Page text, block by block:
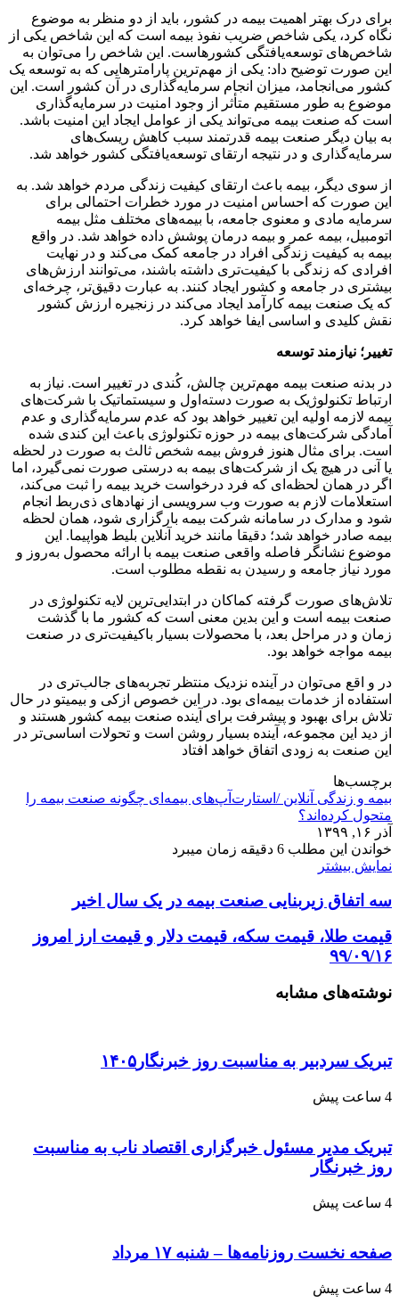
برای درک بهتر اهمیت بیمه در کشور، باید از دو منظر به موضوع
نگاه کرد، یکی شاخص ضریب نفوذ بیمه است که این شاخص یکی از
شاخص‌های توسعه‌یافتگی کشورهاست. این شاخص را می‌توان به
این صورت توضیح داد: یکی از مهم‌ترین پارامترهایی که به توسعه یک
کشور می‌انجامد، میزان انجام سرمایه‌گذاری‌ در آن کشور است. این
موضوع به طور مستقیم متأثر از وجود امنیت در سرمایه‌گذاری
است که صنعت بیمه می‌تواند یکی از عوامل ایجاد این امنیت باشد.
به بیان دیگر صنعت بیمه قدرتمند سبب کاهش ریسک‌های
سرمایه‌گذاری و در نتیجه ارتقای توسعه‌یافتگی کشور خواهد شد.
از سوی دیگر، بیمه باعث ارتقای کیفیت زندگی مردم خواهد شد. به
این صورت که احساس امنیت در مورد خطرات احتمالی برای
سرمایه مادی و معنوی جامعه، با بیمه‌های مختلف مثل بیمه
اتومبیل، بیمه عمر و بیمه درمان پوشش داده خواهد شد. در واقع
بیمه به کیفیت زندگی افراد در جامعه کمک می‌کند و در نهایت
افرادی که زندگی با کیفیت‌تری داشته باشند، می‌توانند ارزش‌های
بیشتری در جامعه و کشور ایجاد کنند. به عبارت دقیق‌تر، چرخه‌ای
که یک صنعت بیمه کارآمد ایجاد می‌کند در زنجیره ارزش کشور
نقش کلیدی و اساسی‌ ایفا خواهد کرد.
تغییر؛ نیازمند توسعه
در بدنه صنعت بیمه مهم‌ترین چالش، کُندی در تغییر است. نیاز به
ارتباط تکنولوژیک به صورت دسته‌اول و سیستماتیک با شرکت‌های
بیمه لازمه اولیه این تغییر خواهد بود که عدم سرمایه‌گذاری و عدم
آمادگی شرکت‌های بیمه در حوزه تکنولوژی باعث این کندی شده
است. برای مثال هنوز فروش بیمه شخص ثالث به صورت در لحظه
یا آنی در هیچ یک از شرکت‌های بیمه به درستی صورت نمی‌گیرد، اما
اگر در همان لحظه‌ای که فرد درخواست خرید بیمه را ثبت می‌کند،
استعلامات لازم به صورت وب سرویسی از نهادهای ذی‌ربط انجام
‌شود و مدارک در سامانه شرکت بیمه بارگزاری شود، همان لحظه
بیمه صادر خواهد شد؛ دقیقا مانند خرید آنلاین بلیط هواپیما. این
موضوع نشانگر فاصله واقعی صنعت بیمه با ارائه محصول به‌روز و
مورد نیاز جامعه و رسیدن به نقطه مطلوب است.
تلاش‌های صورت گرفته کماکان در ابتدایی‌ترین لایه تکنولوژی در
صنعت بیمه است و این بدین معنی است که کشور ما با گذشت
زمان و در مراحل بعد، با محصولات بسیار باکیفیت‌تری در صنعت
بیمه مواجه خواهد بود.
در و اقع می‌توان در آینده نزدیک منتظر تجربه‌های جالب‌تری در
استفاده از خدمات بیمه‌ای بود. در این خصوص ازکی و بیمیتو در حال
تلاش برای بهبود و پیشرفت برای آینده صنعت بیمه کشور هستند و
از دید این مجموعه، آینده بسیار روشن است و تحولات اساسی‌تر در
این صنعت به زودی اتفاق خواهد افتاد
برچسب‌ها
بیمه و زندگی آنلاین /استارت‌آپ‌های بیمه‌ای چگونه صنعت بیمه را
متحول کرده‌اند؟
آذر ۱۶, ۱۳۹۹
خواندن این مطلب 6 دقیقه زمان میبرد
نمایش بیشتر
سه اتفاق زیربنایی صنعت بیمه در یک سال اخیر
قیمت طلا، قیمت سکه، قیمت دلار و قیمت ارز امروز
۹۹/۰۹/۱۶
نوشته‌های مشابه
تبریک سردبیر به مناسبت روز خبرنگار۱۴۰۵
4 ساعت پیش
تبریک مدیر مسئول خبرگزاری اقتصاد ناب به مناسبت
روز خبرنگار
4 ساعت پیش
صفحه نخست روزنامه‌ها – شنبه ۱۷ مرداد
4 ساعت پیش